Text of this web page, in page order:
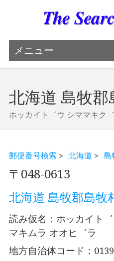
メニュー
北海道 島牧郡
ホッカイト゛ウ シママキク
郵便番号検索 > 北海道 > 島
〒048-0613
北海道 島牧郡島牧
読み仮名：ホッカイト
マキムラ オオヒ゛ラ
地方自治体コード：